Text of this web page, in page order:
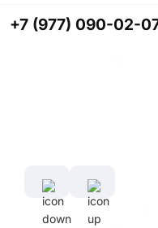
+7 (977) 090-02-